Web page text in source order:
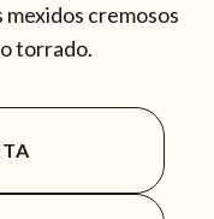
mexidos cremosos
torrado.